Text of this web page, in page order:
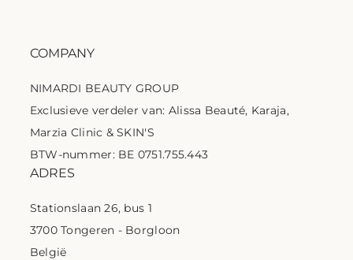
COMPANY
NIMARDI BEAUTY GROUP
Exclusieve verdeler van: Alissa Beauté, Karaja,
Marzia Clinic & SKIN'S
BTW-nummer: BE 0751.755.443
ADRES
Stationslaan 26, bus 1
3700 Tongeren - Borgloon
België